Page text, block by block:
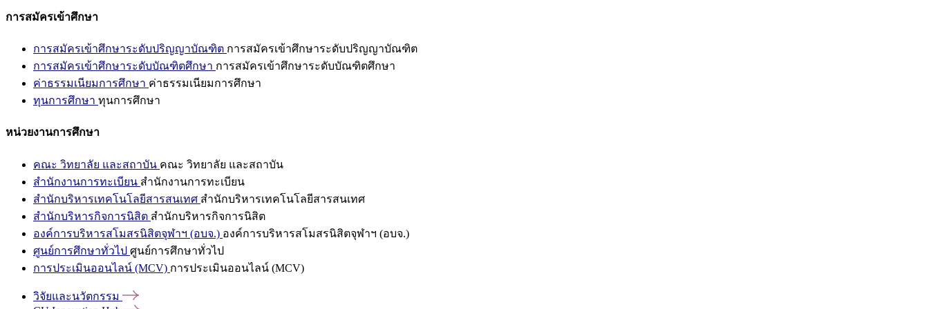
การสมัครเข้าศึกษา
การสมัครเข้าศึกษาระดับปริญญาบัณฑิต การสมัครเข้าศึกษาระดับปริญญาบัณฑิต
การสมัครเข้าศึกษาระดับบัณฑิตศึกษา การสมัครเข้าศึกษาระดับบัณฑิตศึกษา
ค่าธรรมเนียมการศึกษา ค่าธรรมเนียมการศึกษา
ทุนการศึกษา ทุนการศึกษา
หน่วยงานการศึกษา
คณะ วิทยาลัย และสถาบัน คณะ วิทยาลัย และสถาบัน
สำนักงานการทะเบียน สำนักงานการทะเบียน
สำนักบริหารเทคโนโลยีสารสนเทศ สำนักบริหารเทคโนโลยีสารสนเทศ
สำนักบริหารกิจการนิสิต สำนักบริหารกิจการนิสิต
องค์การบริหารสโมสรนิสิตจุฬาฯ (อบจ.) องค์การบริหารสโมสรนิสิตจุฬาฯ (อบจ.)
ศูนย์การศึกษาทั่วไป ศูนย์การศึกษาทั่วไป
การประเมินออนไลน์ (MCV) การประเมินออนไลน์ (MCV)
วิจัยและนวัตกรรม